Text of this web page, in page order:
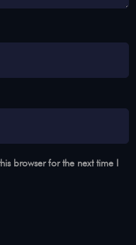
browser for the next time I